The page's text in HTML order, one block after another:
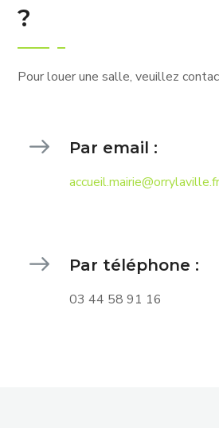
?
Pour louer une salle, veuillez
Par email :
accueil.mairie@orrylaville.fr
Par téléphone :
03 44 58 91 16